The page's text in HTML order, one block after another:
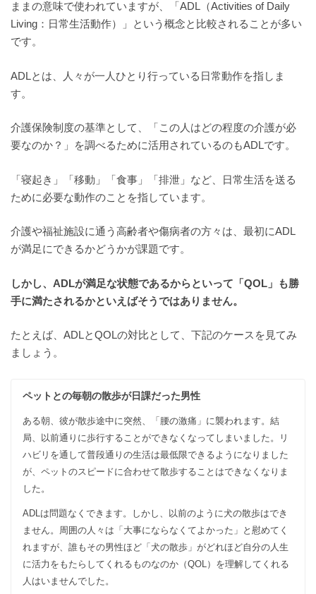
ままの意味で使われていますが、「ADL（Activities of Daily
Living：日常生活動作）」という概念と比較されることが多い
です。
ADLとは、人々が一人ひとり行っている日常動作を指しま
す。
介護保険制度の基準として、「この人はどの程度の介護が必
要なのか？」を調べるために活用されているのもADLです。
「寝起き」「移動」「食事」「排泄」など、日常生活を送る
ために必要な動作のことを指しています。
介護や福祉施設に通う高齢者や傷病者の方々は、最初にADL
が満足にできるかどうかが課題です。
しかし、ADLが満足な状態であるからといって「QOL」も勝
手に満たされるかといえばそうではありません。
たとえば、ADLとQOLの対比として、下記のケースを見てみ
ましょう。
ペットとの毎朝の散歩が日課だった男性
ある朝、彼が散歩途中に突然、「腰の激痛」に襲われます。結
局、以前通りに歩行することができなくなってしまいました。リ
ハビリを通して普段通りの生活は最低限できるようになりました
が、ペットのスピードに合わせて散歩することはできなくなりま
した。
ADLは問題なくできます。しかし、以前のように犬の散歩はでき
ません。周囲の人々は「大事にならなくてよかった」と慰めてく
れますが、誰もその男性ほど「犬の散歩」がどれほど自分の人生
に活力をもたらしてくれるものなのか（QOL）を理解してくれる
人はいませんでした。